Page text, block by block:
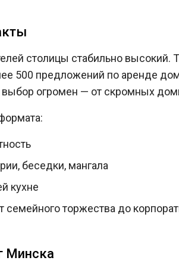
столицы стабильно высокий.
500 предложений по аренде
выбор огромен — от скромных
беседки, мангала
кухне
торжества до
Минска